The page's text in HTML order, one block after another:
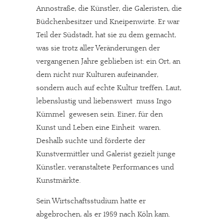
Annostraße, die Künstler, die Galeristen, die
Büdchenbesitzer und Kneipenwirte. Er war
Teil der Südstadt, hat sie zu dem gemacht,
was sie trotz aller Veränderungen der
vergangenen Jahre geblieben ist: ein Ort, an
dem nicht nur Kulturen aufeinander,
sondern auch auf echte Kultur treffen. Laut,
lebenslustig und liebenswert muss Ingo
Kümmel gewesen sein. Einer, für den
Kunst und Leben eine Einheit waren.
Deshalb suchte und förderte der
Kunstvermittler und Galerist gezielt junge
Künstler, veranstaltete Performances und
Kunstmärkte.
Sein Wirtschaftsstudium hatte er
abgebrochen, als er 1959 nach Köln kam.